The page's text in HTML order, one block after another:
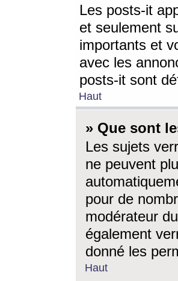
Les posts-it
et seulement
importants et
avec les
posts-it sont
Haut
» Que sont
Les sujets
ne peuvent
pour de
modérateur
également
donné les
Haut